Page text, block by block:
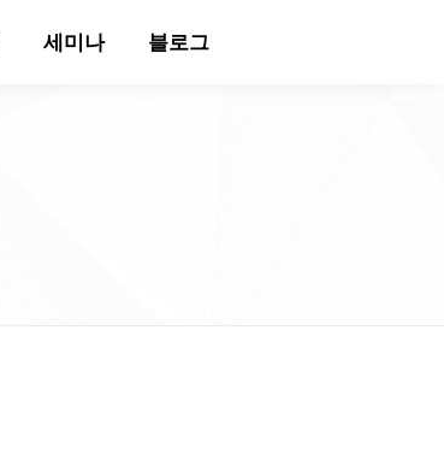
세미나 블로그